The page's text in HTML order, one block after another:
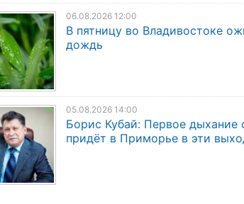
06.08.2026 12:00
В пятницу во Владивостоке
дождь
05.08.2026 14:00
Борис Кубай: Первое дыхание
придёт в Приморье в эти